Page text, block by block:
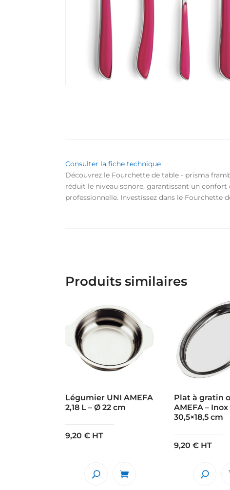
Consulter la fiche technique
Découvrez le Fourchette de table - prisma
réduit le niveau sonore, garantissant un
professionnelle. Investissez dans le Fourchette
Produits similaires
Légumier UNI AMEFA
2,18 L – Ø 22 cm
9,20€ HT
Plat à gratin
AMEFA – Inox
30,5×18,5 cm
9,20€ HT